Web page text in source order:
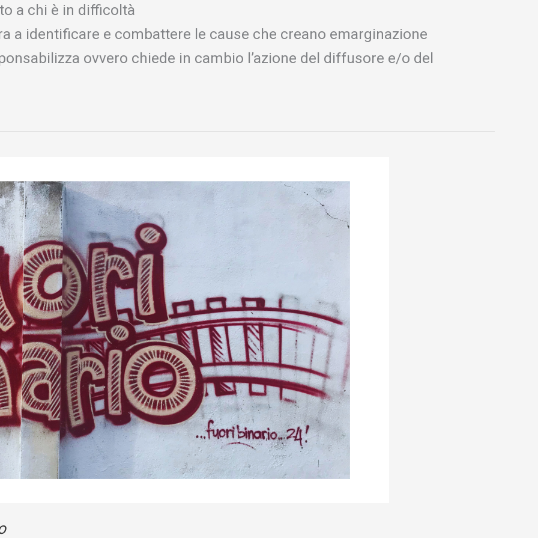
a chi è in difficoltà
a identificare e combattere le cause che creano emarginazione
ovvero chiede in cambio l’azione del diffusore e/o del